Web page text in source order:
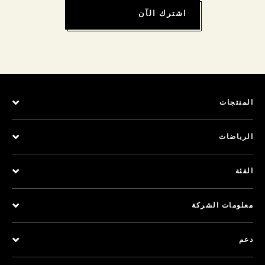
اشترك الآن
المنتجات
الرياضات
الفئة
معلومات الشركة
دعم